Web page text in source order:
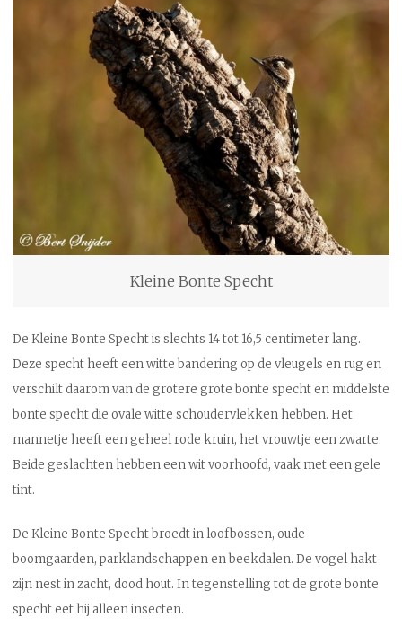
Kleine Bonte Specht
De Kleine Bonte Specht is slechts 14 tot 16,5 centimeter lang.
Deze specht heeft een witte bandering op de vleugels en rug en
verschilt daarom van de grotere grote bonte specht en middelste
bonte specht die ovale witte schoudervlekken hebben. Het
mannetje heeft een geheel rode kruin, het vrouwtje een zwarte.
Beide geslachten hebben een wit voorhoofd, vaak met een gele
tint.
De Kleine Bonte Specht broedt in loofbossen, oude
boomgaarden, parklandschappen en beekdalen. De vogel hakt
zijn nest in zacht, dood hout. In tegenstelling tot de grote bonte
specht eet hij alleen insecten.